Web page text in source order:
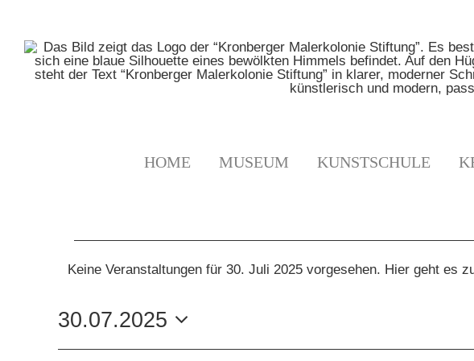
springen
HOME MUSEUM KUNSTSCHULE
VERANSTALTUNGEN
FÜR
30.
Keine Veranstaltungen für 30. Juli 2025 vorgesehen. Hier geht es
30.07.2025
Datum